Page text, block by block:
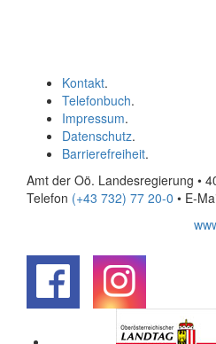
Kontakt.
Telefonbuch.
Impressum.
Datenschutz.
Barrierefreiheit.
Amt der Oö. Landesregierung •
Telefon (+43 732) 77 20-0 • E-